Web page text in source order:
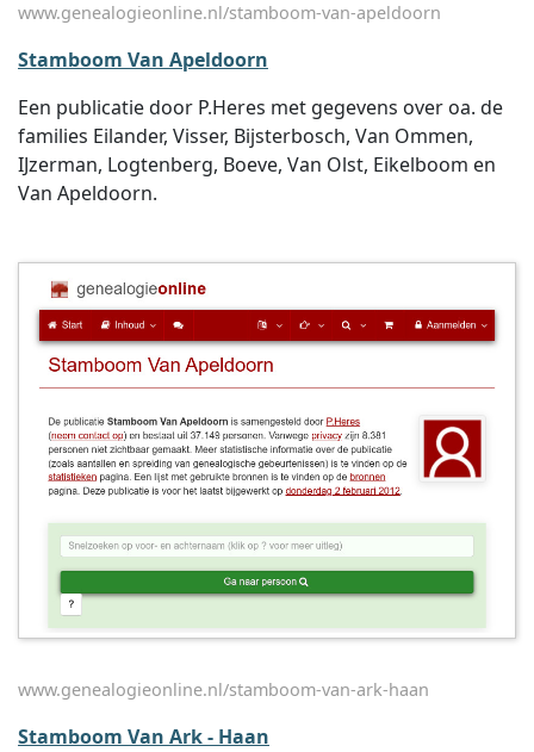
www.genealogieonline.nl/stamboom-van-apeldoorn
Stamboom Van Apeldoorn
Een publicatie door P.Heres met gegevens over oa. de
families Eilander, Visser, Bijsterbosch, Van Ommen,
IJzerman, Logtenberg, Boeve, Van Olst, Eikelboom en
Van Apeldoorn.
www.genealogieonline.nl/stamboom-van-ark-haan
Stamboom Van Ark - Haan